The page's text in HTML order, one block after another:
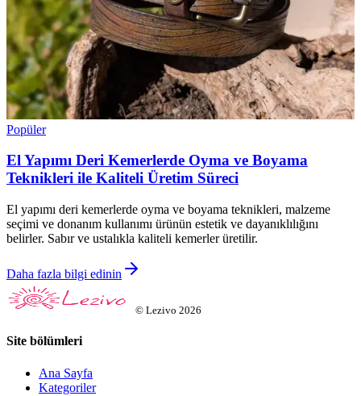
Popüler
El Yapımı Deri Kemerlerde Oyma ve Boyama
Teknikleri ile Kaliteli Üretim Süreci
El yapımı deri kemerlerde oyma ve boyama teknikleri, malzeme
seçimi ve donanım kullanımı ürünün estetik ve dayanıklılığını
belirler. Sabır ve ustalıkla kaliteli kemerler üretilir.
Daha fazla bilgi edinin
© Lezivo 2026
Site bölümleri
Ana Sayfa
Kategoriler